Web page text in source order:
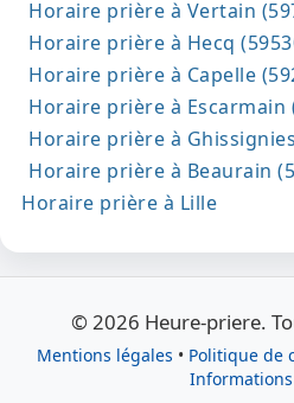
Horaire prière à Vertain
Horaire prière à Hecq
Horaire prière à Capelle
Horaire prière à Escarmain
Horaire prière à
Horaire prière à Beaurain
Horaire prière à Lille
© 2026 Heure-priere.
Mentions légales • Politique de
Informations